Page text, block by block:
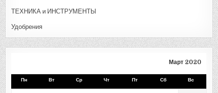
ТЕХНИКА и ИНСТРУМЕНТЫ
Удобрения
Март 2020
Пн Вт Ср Чт Пт Сб Вс